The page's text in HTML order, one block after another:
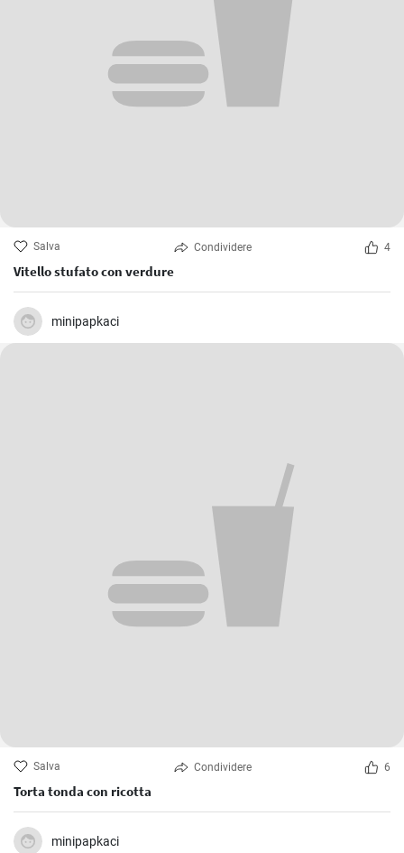
Salva Condividere 4
Vitello stufato con verdure
minipapkaci
Salva Condividere 6
Torta tonda con ricotta
minipapkaci